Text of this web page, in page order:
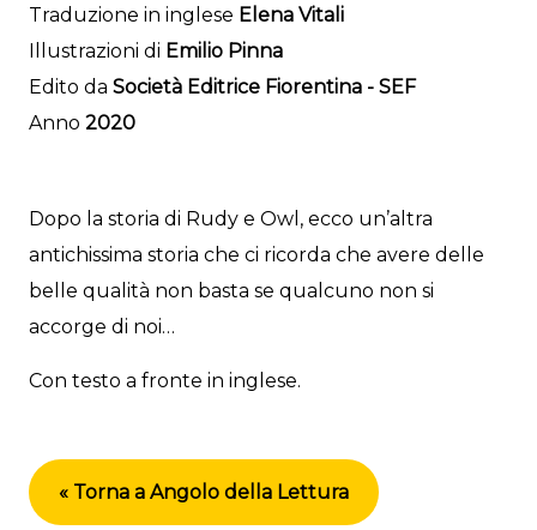
Traduzione in inglese Elena Vitali
Illustrazioni di Emilio Pinna
Edito da Società Editrice Fiorentina - SEF
Anno 2020
Dopo la storia di Rudy e Owl, ecco un’altra
antichissima storia che ci ricorda che avere delle
belle qualità non basta se qualcuno non si
accorge di noi…
Con testo a fronte in inglese.
« Torna a Angolo della Lettura